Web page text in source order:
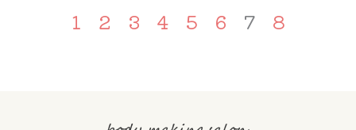
1 2 3 4 5 6 7 8